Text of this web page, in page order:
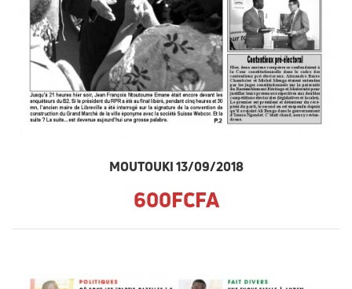
MOUTOUKI 13/09/2018
600FCFA